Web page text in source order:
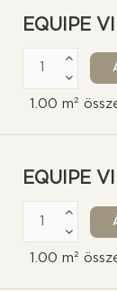
EQUIPE
1.00 m²
EQUIPE
1.00 m²